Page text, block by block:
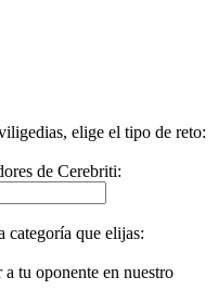
elige el tipo de reto:
de Cerebriti:
categoría que elijas:
tu oponente en nuestro